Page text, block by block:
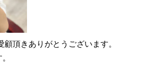
頂きありがとうございます。